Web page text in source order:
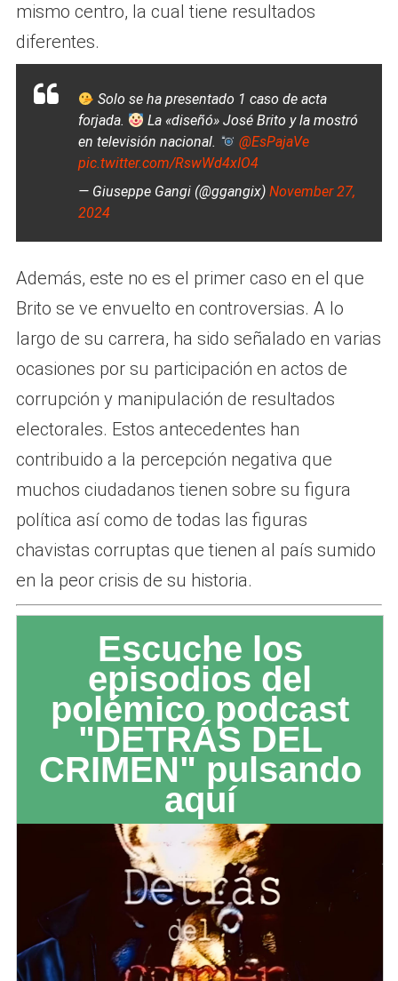
mismo centro, la cual tiene resultados
diferentes.
Solo se ha presentado 1 caso de acta
forjada.
La «diseñó» José Brito y la mostró
en televisión nacional.
@EsPajaVe
pic.twitter.com/RswWd4xIO4
— Giuseppe Gangi (@ggangix) November 27,
2024
Además, este no es el primer caso en el que
Brito se ve envuelto en controversias. A lo
largo de su carrera, ha sido señalado en varias
ocasiones por su participación en actos de
corrupción y manipulación de resultados
electorales. Estos antecedentes han
contribuido a la percepción negativa que
muchos ciudadanos tienen sobre su figura
política así como de todas las figuras
chavistas corruptas que tienen al país sumido
en la peor crisis de su historia.
Escuche los
episodios del
polémico podcast
"DETRÁS DEL
CRIMEN" pulsando
aquí